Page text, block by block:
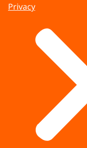
Privacy